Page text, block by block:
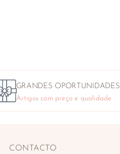
GRANDES OPORTUNIDADES
Artigos com preço e qualidade
CONTACTO